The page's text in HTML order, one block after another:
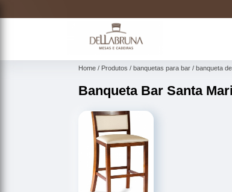
Home Produtos banquetas para bar banqueta
Banqueta Bar Santa